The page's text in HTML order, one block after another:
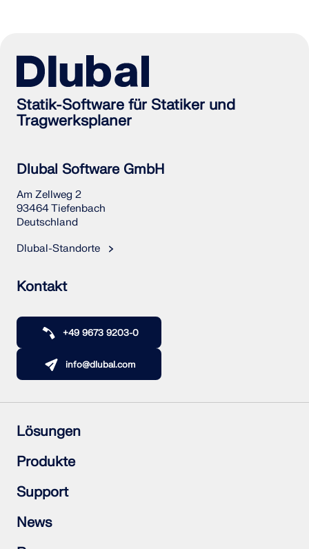
Statik-Software für Statiker und
Tragwerksplaner
Dlubal Software GmbH
Am Zellweg 2
93464 Tiefenbach
Deutschland
Dlubal-Standorte
Kontakt
+49 9673 9203-0
info@dlubal.com
Lösungen
Stahlbetonbau
Stahlbau
Holzbau
Stahlanschlüsse
Produkte
RFEM 6
RSTAB 9
RSECTION 1
RWIND 3
Support
Häufig gestellte Fragen (FAQs)
Individuelle Frage stellen
Schneelastzonen, Windzonen und Erdbebenzonen
News